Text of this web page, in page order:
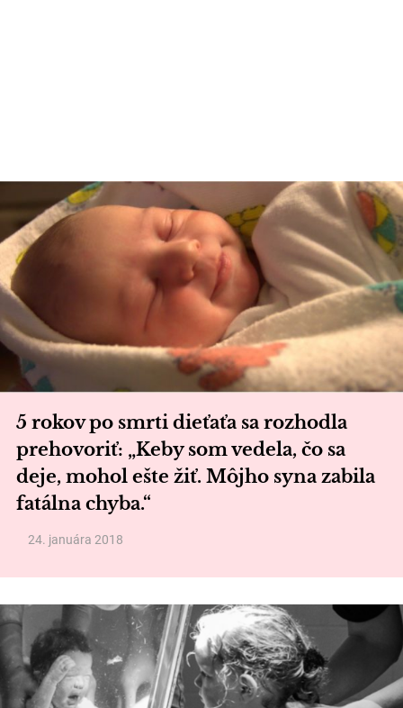
5 rokov po smrti dieťaťa sa rozhodla
prehovoriť: „Keby som vedela, čo sa
deje, mohol ešte žiť. Môjho syna zabila
fatálna chyba.“
24. januára 2018